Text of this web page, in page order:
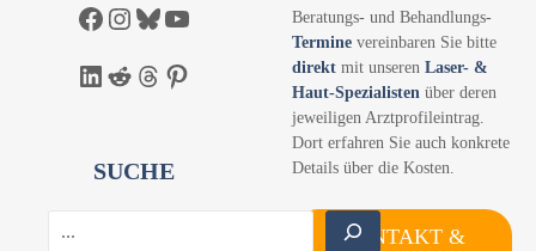
Facebook Instagram Bluesky YouTube
LinkedIn Reddit Threads Pinterest
SUCHE
Beratungs- und Behandlungs-
Termine vereinbaren Sie bitte
direkt mit unseren Laser- &
Haut-Spezialisten über deren
jeweiligen Arztprofileintrag.
Dort erfahren Sie auch konkrete
Details über die Kosten.
KONTAKT &